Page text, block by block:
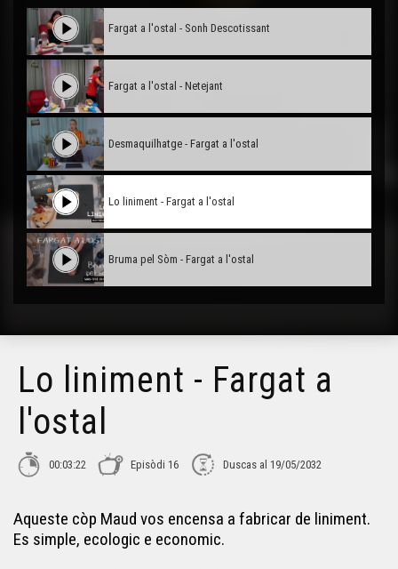
Fargat a l'ostal - Sonh Descotissant
Fargat a l'ostal - Netejant
Desmaquilhatge - Fargat a l'ostal
Lo liniment - Fargat a l'ostal
Bruma pel Sòm - Fargat a l'ostal
Lo liniment - Fargat a
l'ostal
00:03:22 Episòdi 16 Duscas al 19/05/2032
Aqueste còp Maud vos encensa a fabricar de liniment.
Es simple, ecologic e economic.